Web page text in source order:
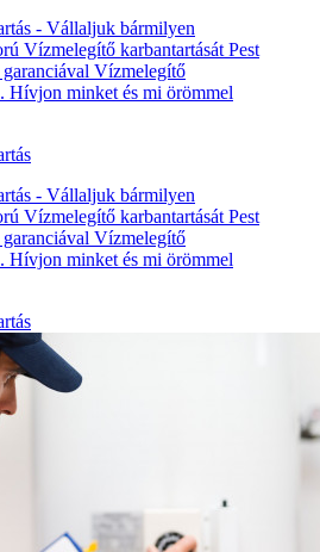
- Vállaljuk bármilyen
Vízmelegítő karbantartását Pest
Vízmelegítő
Hívjon minket és mi örömmel
- Vállaljuk bármilyen
Vízmelegítő karbantartását Pest
Vízmelegítő
Hívjon minket és mi örömmel